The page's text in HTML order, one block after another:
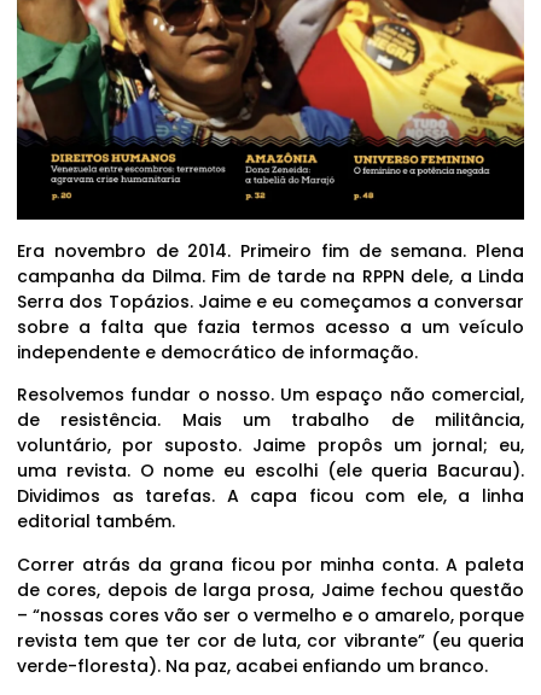
Era novembro de 2014. Primeiro fim de semana. Plena
campanha da Dilma. Fim de tarde na RPPN dele, a Linda
Serra dos Topázios. Jaime e eu começamos a conversar
sobre a falta que fazia termos acesso a um veículo
independente e democrático de informação.
Resolvemos fundar o nosso. Um espaço não comercial,
de resistência. Mais um trabalho de militância,
voluntário, por suposto. Jaime propôs um jornal; eu,
uma revista. O nome eu escolhi (ele queria Bacurau).
Dividimos as tarefas. A capa ficou com ele, a linha
editorial também.
Correr atrás da grana ficou por minha conta. A paleta
de cores, depois de larga prosa, Jaime fechou questão
– “nossas cores vão ser o vermelho e o amarelo, porque
revista tem que ter cor de luta, cor vibrante” (eu queria
verde-floresta). Na paz, acabei enfiando um branco.